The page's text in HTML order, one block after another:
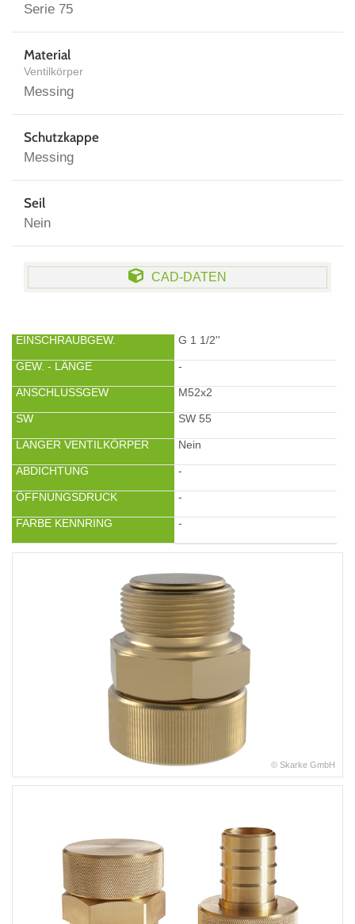
Serie 75
Material
Ventilkörper
Messing
Schutzkappe
Messing
Seil
Nein
CAD-DATEN
EINSCHRAUBGEW.
GEW. - LÄNGE
ANSCHLUSSGEW
SW
LANGER VENTILKÖRPER
ABDICHTUNG
ÖFFNUNGSDRUCK
FARBE KENNRING
G 1 1/2''
-
M52x2
SW 55
Nein
-
-
-
© Skarke GmbH